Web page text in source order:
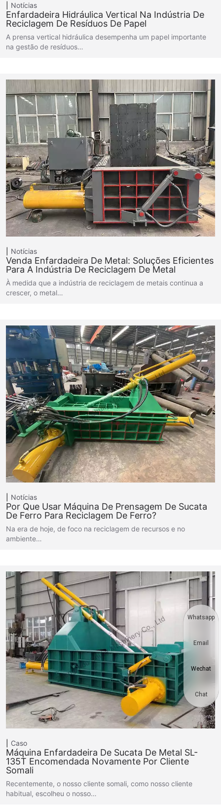
Notícias
Enfardadeira Hidráulica Vertical Na Indústria De
Reciclagem De Resíduos De Papel
A prensa vertical hidráulica desempenha um papel importante
na gestão de resíduos…
Notícias
Venda Enfardadeira De Metal: Soluções Eficientes
Para A Indústria De Reciclagem De Metal
À medida que a indústria de reciclagem de metais continua a
crescer, o metal…
Notícias
Por Que Usar Máquina De Prensagem De Sucata
De Ferro Para Reciclagem De Ferro?
Na era de hoje, de foco na reciclagem de recursos e no
ambiente…
Caso
Máquina Enfardadeira De Sucata De Metal SL-
135T Encomendada Novamente Por Cliente
Somali
Recentemente, o nosso cliente somali, como nosso cliente
habitual, escolheu o nosso…
Whatsapp
Email
Wechat
Chat